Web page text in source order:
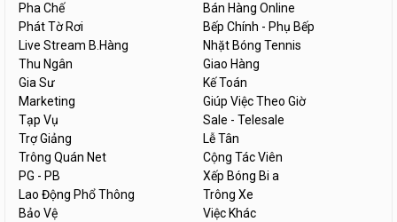
Pha Chế
Bán Hàng Online
Phát Tờ Rơi
Bếp Chính - Phụ Bếp
Live Stream B.Hàng
Nhặt Bóng Tennis
Thu Ngân
Giao Hàng
Gia Sư
Kế Toán
Marketing
Giúp Việc Theo Giờ
Tạp Vụ
Sale - Telesale
Trợ Giảng
Lễ Tân
Trông Quán Net
Cộng Tác Viên
PG - PB
Xếp Bóng Bi a
Lao Động Phổ Thông
Trông Xe
Bảo Vệ
Việc Khác